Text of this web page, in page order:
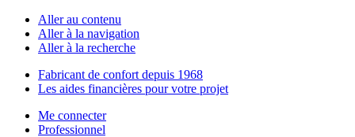
Aller au contenu
Aller à la navigation
Aller à la recherche
Fabricant de confort depuis 1968
Les aides financières pour votre projet
Me connecter
Professionnel